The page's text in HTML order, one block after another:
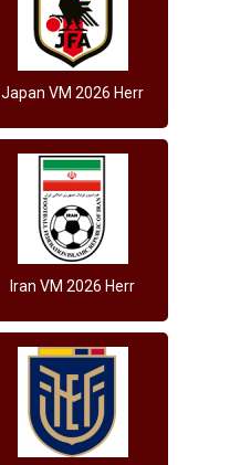
Japan VM 2026 Herr
Iran VM 2026 Herr